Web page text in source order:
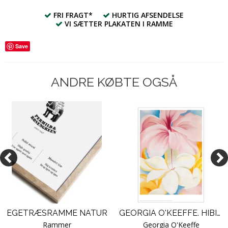
FRI FRAGT*
HURTIG AFSENDELSE
VI SÆTTER PLAKATEN I RAMME
Save
ANDRE KØBTE OGSÅ
EGETRÆSRAMME NATUR
Rammer
GEORGIA O'KEEFFE. HIBISCUS WITH PLUMERIA
Georgia O'Keeffe